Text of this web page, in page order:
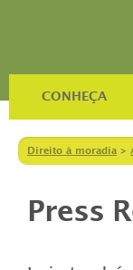
CONHEÇA
Direito à moradia >
Press